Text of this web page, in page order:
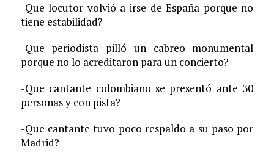
-Que locutor volvió a irse de España porque no
tiene estabilidad?
-Que periodista pilló un cabreo monumental
porque no lo acreditaron para un concierto?
-Que cantante colombiano se presentó ante 30
personas y con pista?
-Que cantante tuvo poco respaldo a su paso por
Madrid?